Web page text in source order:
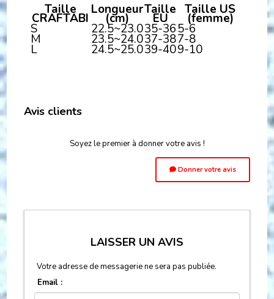
Taille
CRAFTABI
Longueur
(cm)
Taille
EU
Taille US
(femme)
S 22.5~23.035-365-6
M 23.5~24.037-387-8
L 24.5~25.039-409-10
Avis clients
Soyez le premier à donner votre avis !
Donner votre avis
LAISSER UN AVIS
Votre adresse de messagerie ne sera pas publiée.
Email :